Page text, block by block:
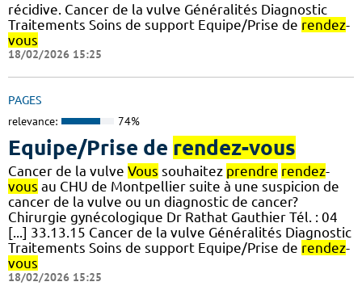
récidive. Cancer de la vulve Généralités Diagnostic
Traitements Soins de support Equipe/Prise de rendez-
vous
18/02/2026 15:25
PAGES
relevance: 74%
Equipe/Prise de rendez-vous
Cancer de la vulve Vous souhaitez prendre rendez-
vous au CHU de Montpellier suite à une suspicion de
cancer de la vulve ou un diagnostic de cancer?
Chirurgie gynécologique Dr Rathat Gauthier Tél. : 04
[...] 33.13.15 Cancer de la vulve Généralités Diagnostic
Traitements Soins de support Equipe/Prise de rendez-
vous
18/02/2026 15:25